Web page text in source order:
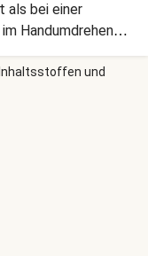
als bei einer
Handumdrehen
Lass es
und